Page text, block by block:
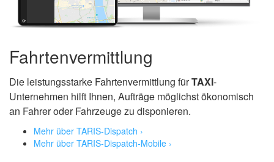
Fahrtenvermittlung
Die leistungsstarke Fahrtenvermittlung fürTAXI-
Unternehmen hilft Ihnen, Aufträge möglichst ökonomisch
an Fahrer oder Fahrzeuge zu disponieren.
Mehr über TARIS-Dispatch ›
Mehr über TARIS-Dispatch-Mobile ›